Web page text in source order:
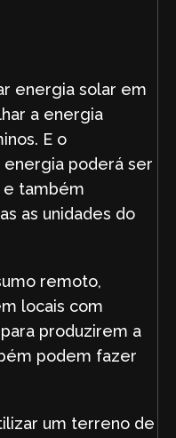
energia solar em
a energia
E o
poderá ser
e também
as unidades do
remoto,
locais com
produzirem a
podem fazer
um terreno de